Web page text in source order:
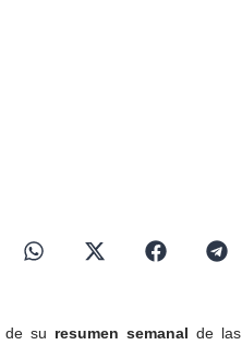
de su resumen semanalde las